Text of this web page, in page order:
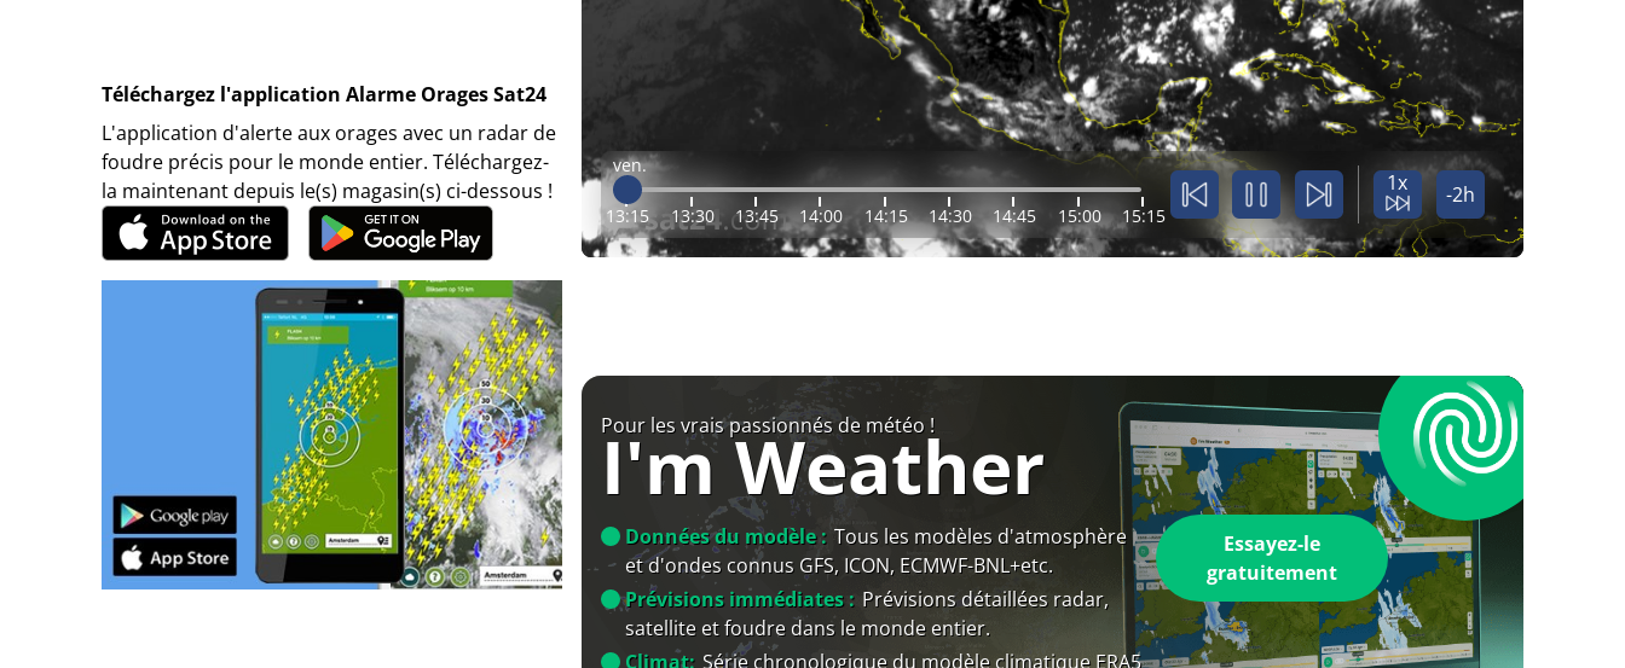
Téléchargez l'application Alarme Orages Sat24
L'application d'alerte aux orages avec un radar de
foudre précis pour le monde entier. Téléchargez-
la maintenant depuis le(s) magasin(s) ci-dessous !
ven.
13:15 13:30 13:45 14:00 14:15 14:30 14:45 15:00 15:15
1x -2h
Pour les vrais passionnés de météo !
I'm Weather
Données du modèle : Tous les modèles d'atmosphère
et d'ondes connus GFS, ICON, ECMWF-BNL+etc.
Prévisions immédiates : Prévisions détaillées radar,
satellite et foudre dans le monde entier.
Climat: Série chronologique du modèle climatique ERA5
Essayez-le
gratuitement